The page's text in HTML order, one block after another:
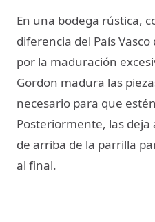
En una bodega rústica,
diferencia del País
por la maduración
Gordon madura las
necesario para que
Posteriormente, las
de arriba de la parrilla
al final.